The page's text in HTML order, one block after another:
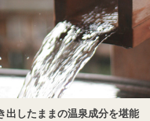
出したままの温泉成分を堪能